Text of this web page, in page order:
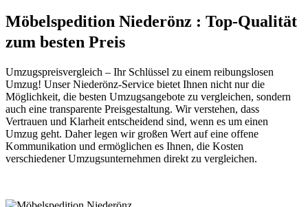
Möbelspedition Niederönz : Top-Qualität
zum besten Preis
Umzugspreisvergleich – Ihr Schlüssel zu einem reibungslosen
Umzug! Unser Niederönz-Service bietet Ihnen nicht nur die
Möglichkeit, die besten Umzugsangebote zu vergleichen, sondern
auch eine transparente Preisgestaltung. Wir verstehen, dass
Vertrauen und Klarheit entscheidend sind, wenn es um einen
Umzug geht. Daher legen wir großen Wert auf eine offene
Kommunikation und ermöglichen es Ihnen, die Kosten
verschiedener Umzugsunternehmen direkt zu vergleichen.